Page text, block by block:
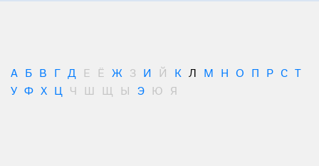
А Б В Г Д Е Ё Ж З И Й К Л М Н О П Р С Т
У Ф Х Ц Ч Ш Щ Ы Э Ю Я